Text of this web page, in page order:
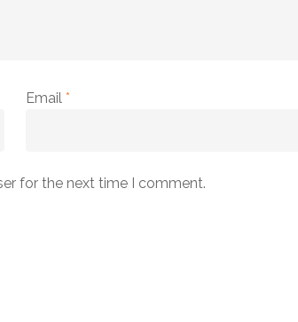
Email *
for the next time I comment.